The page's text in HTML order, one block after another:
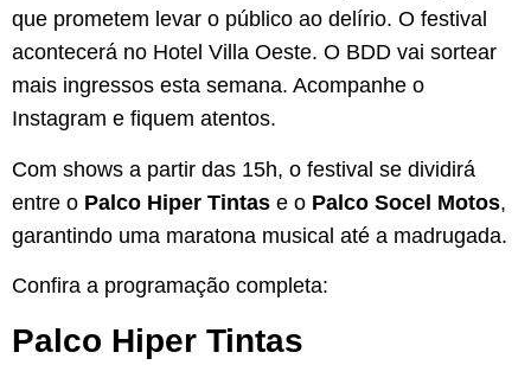
que prometem levar o público ao delírio. O festival
acontecerá no Hotel Villa Oeste. O BDD vai sortear
mais ingressos esta semana. Acompanhe o
Instagram e fiquem atentos.
Com shows a partir das 15h, o festival se dividirá
entre o Palco Hiper Tintas e o Palco Socel Motos,
garantindo uma maratona musical até a madrugada.
Confira a programação completa:
Palco Hiper Tintas